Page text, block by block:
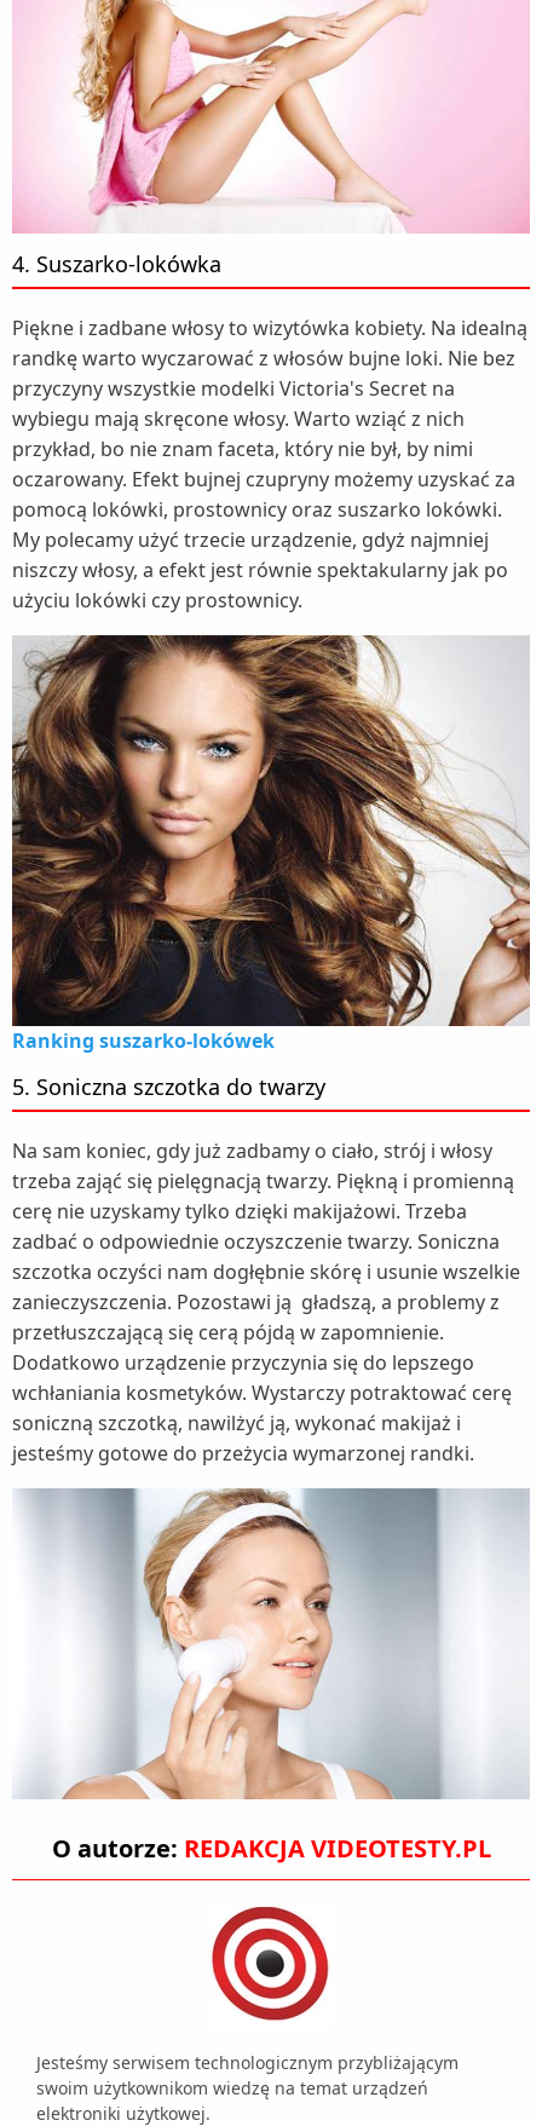
4. Suszarko-lokówka
Piękne i zadbane włosy to wizytówka kobiety. Na idealną
randkę warto wyczarować z włosów bujne loki. Nie bez
przyczyny wszystkie modelki Victoria's Secret na
wybiegu mają skręcone włosy. Warto wziąć z nich
przykład, bo nie znam faceta, który nie był, by nimi
oczarowany. Efekt bujnej czupryny możemy uzyskać za
pomocą lokówki, prostownicy oraz suszarko lokówki.
My polecamy użyć trzecie urządzenie, gdyż najmniej
niszczy włosy, a efekt jest równie spektakularny jak po
użyciu lokówki czy prostownicy.
Ranking suszarko-lokówek
5. Soniczna szczotka do twarzy
Na sam koniec, gdy już zadbamy o ciało, strój i włosy
trzeba zająć się pielęgnacją twarzy. Piękną i promienną
cerę nie uzyskamy tylko dzięki makijażowi. Trzeba
zadbać o odpowiednie oczyszczenie twarzy. Soniczna
szczotka oczyści nam dogłębnie skórę i usunie wszelkie
zanieczyszczenia. Pozostawi ją gładszą, a problemy z
przetłuszczającą się cerą pójdą w zapomnienie.
Dodatkowo urządzenie przyczynia się do lepszego
wchłaniania kosmetyków. Wystarczy potraktować cerę
soniczną szczotką, nawilżyć ją, wykonać makijaż i
jesteśmy gotowe do przeżycia wymarzonej randki.
O autorze: REDAKCJA VIDEOTESTY.PL
Jesteśmy serwisem technologicznym przybliżającym
swoim użytkownikom wiedzę na temat urządzeń
elektroniki użytkowej.